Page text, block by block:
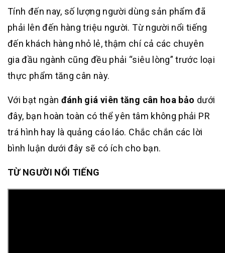
Tính đến nay, số lượng người dùng sản phẩm đã
phải lên đến hàng triệu người. Từ người nổi tiếng
đến khách hàng nhỏ lẻ, thậm chí cả các chuyên
gia đầu ngành cũng đều phải “siêu lòng” trước loại
thực phẩm tăng cân này.
Với bạt ngàn đánh giá viên tăng cân hoa bảo dưới
đây, bạn hoàn toàn có thể yên tâm không phải PR
trá hình hay là quảng cáo láo. Chắc chắn các lời
bình luận dưới đây sẽ có ích cho bạn.
TỪ NGƯỜI NỔI TIẾNG